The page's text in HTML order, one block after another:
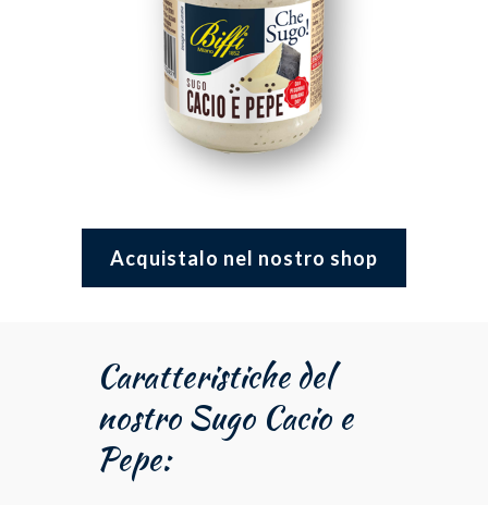
Acquistalo nel nostro shop
Caratteristiche del
nostro Sugo Cacio e
Pepe: